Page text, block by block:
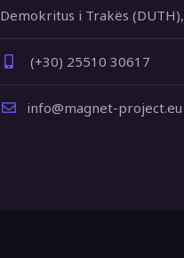
Demokritus i Trakës
(+30) 25510 30617
info@magnet-project.eu